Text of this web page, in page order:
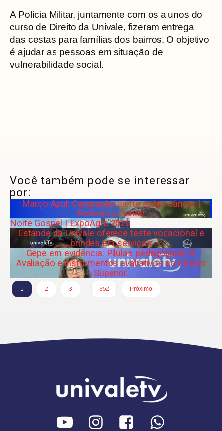
A Polícia Militar, juntamente com os alunos do
curso de Direito da Univale, fizeram entrega
das cestas para famílias dos bairros. O objetivo
é ajudar as pessoas em situação de
vulnerabilidade social.
Você também pode se interessar
por:
Março Azul: Campanha alerta sobre câncer |
Entrevista Saúde
Noite Gospel | ExpoAgro 2026
Estande da Univale oferece teste vocacional e
brindes em serviços
Gepe em evidência: Pílulas pedagógicas 9:
Avaliação e instrumentos avaliativos no Ensino
Superior.
1 2 3
352
Próximo